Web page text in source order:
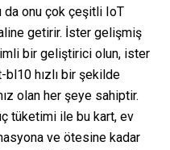
da onu çok çeşitli IoT
getirir. İster gelişmiş
bir geliştirici olun, ister
bl10 hızlı bir şekilde
olan her şeye sahiptir.
tüketimi ile bu kart, ev
ve ötesine kadar